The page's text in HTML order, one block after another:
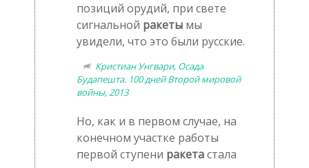
позиций орудий, при свете
сигнальной ракеты мы
увидели, что это были русские.
Кристиан Унгвари, Осада
Будапешта. 100 дней Второй мировой
войны, 2013
Но, как и в первом случае, на
конечном участке работы
первой ступени ракетастала